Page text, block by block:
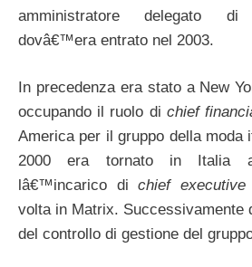
amministratore delegato
dovâ€™era entrato nel 2003.
In precedenza era stato a New
occupando il ruolo di chief
America per il gruppo della moda
2000 era tornato in Italia
lâ€™incarico dichief executive
volta in Matrix. Successivamente
del controllo di gestione del